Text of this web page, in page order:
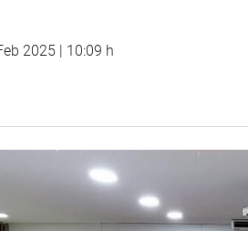
2025 | 10:09 h